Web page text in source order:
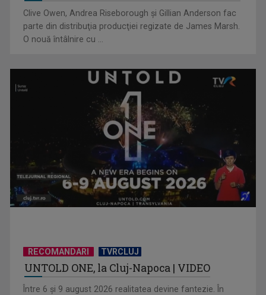
Piesa „Inimă, nu fi de piatră” a Corinei Chiriac ia argintul în
Hora care unește generații | VIDEO
Clive Owen, Andrea Riseborough şi Gillian Anderson fac
parte din distribuţia producţiei regizate de James Marsh.
O nouă întâlnire cu ...
RECOMANDARI TVRCLUJ
UNTOLD ONE, la Cluj-Napoca | VIDEO
Între 6 și 9 august 2026 realitatea devine fantezie. În